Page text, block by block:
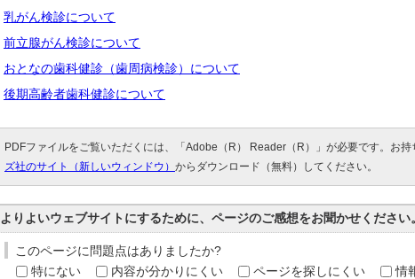
乳がん検診について
前立腺がん検診について
おとなの歯科健診（歯周病検診）について
後期高齢者歯科健診について
PDFファイルをご覧いただくには、「Adobe（R） Reader（R）」が必要です。お持
ズ社のサイト（新しいウィンドウ） からダウンロード（無料）してください。
よりよいウェブサイトにするために、ページのご感想をお聞かせください
このページに問題点はありましたか?
特にない
内容が分かりにくい ページを探しにくい 情